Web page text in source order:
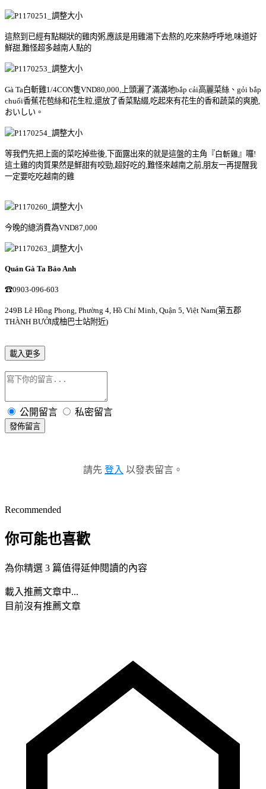
這熬到 已經有點糊狀的雞肉粥,應該是用雞湯下去熬的,吃來熱呼呼地,味道好
鮮甜,難怪超多越南人點的
Gà Ta白斬雞1/4CON隻VND80,000,上頭灑了滿滿地bắp cải高麗菜絲、gỏi bắp
chuối香蕉花苞絲和花生粒,還放了香菜點綴,吃起來有花生的香和蔬菜的爽脆,
おいしい。
等我們先把上面的菜吃掉些後,下面露出來的就是這盤的主角 『白斬雞 』囉!
這土雞的肉質果然是鮮甜有咬勁,超好吃的 ,難怪來越南之前,朋友一再提醒我
一定要吃吃越南的雞
今晚的總消費為VND87,000
Quán Gà Ta Bảo Anh
☎0903-096-603
249B Lê Hồng Phong, Phường 4, Hồ Chí Minh, Quận 5, Việt Nam(第五郡
THÀNH BƯỞI成柚巴士站附近)
載入更多
公開留言 私密留言
發佈留言
請先 登入 以發表留言。
Recommended
你可能也喜歡
為你精選 3 篇值得延伸閱讀的內容
載入推薦文章中...
目前沒有推薦文章